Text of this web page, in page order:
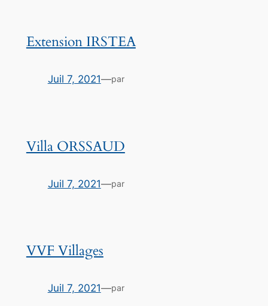
Extension IRSTEA
Juil 7, 2021—par
Villa ORSSAUD
Juil 7, 2021—par
VVF Villages
Juil 7, 2021—par